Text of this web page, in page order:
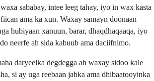
sababay, intee leeg tahay, iyo in wax kasta
ama ka xun. Waxay samayn doonaan
hubiyaan xanuun, barar, dhaqdhaqaaqa, iyo
neerfe ah sida kabuub ama daciifnimo.
daryeelka degdegga ah waxay sidoo kale
si ay uga reebaan jabka ama dhibaatooyinka